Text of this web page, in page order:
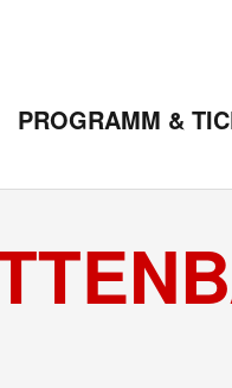
PROGRAMM &